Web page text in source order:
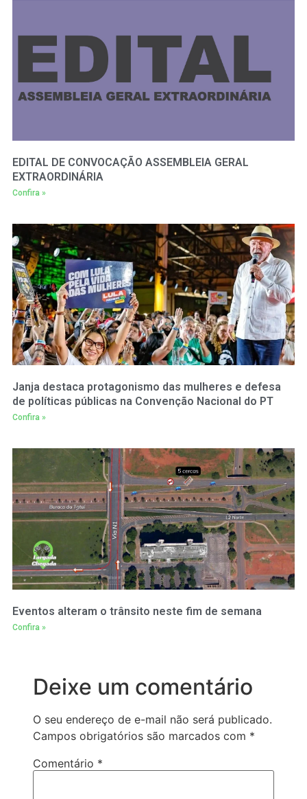
EDITAL DE CONVOCAÇÃO ASSEMBLEIA GERAL
EXTRAORDINÁRIA
Confira »
Janja destaca protagonismo das mulheres e defesa
de políticas públicas na Convenção Nacional do PT
Confira »
Eventos alteram o trânsito neste fim de semana
Confira »
Deixe um comentário
O seu endereço de e-mail não será publicado.
Campos obrigatórios são marcados com *
Comentário *